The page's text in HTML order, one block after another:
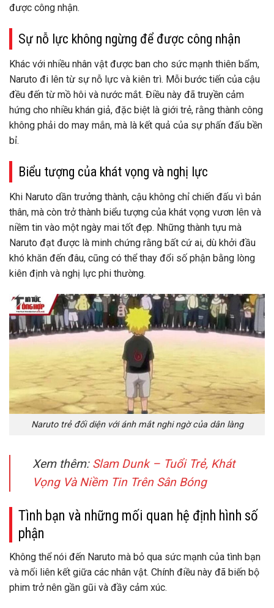
được công nhận.
Sự nỗ lực không ngừng để được công nhận
Khác với nhiều nhân vật được ban cho sức mạnh thiên bẩm,
Naruto đi lên từ sự nỗ lực và kiên trì. Mỗi bước tiến của cậu
đều đến từ mồ hôi và nước mắt. Điều này đã truyền cảm
hứng cho nhiều khán giả, đặc biệt là giới trẻ, rằng thành công
không phải do may mắn, mà là kết quả của sự phấn đấu bền
bỉ.
Biểu tượng của khát vọng và nghị lực
Khi Naruto dần trưởng thành, cậu không chỉ chiến đấu vì bản
thân, mà còn trở thành biểu tượng của khát vọng vươn lên và
niềm tin vào một ngày mai tốt đẹp. Những thành tựu mà
Naruto đạt được là minh chứng rằng bất cứ ai, dù khởi đầu
khó khăn đến đâu, cũng có thể thay đổi số phận bằng lòng
kiên định và nghị lực phi thường.
Naruto trẻ đối diện với ánh mắt nghi ngờ của dân làng
Xem thêm: Slam Dunk – Tuổi Trẻ, Khát
Vọng Và Niềm Tin Trên Sân Bóng
Tình bạn và những mối quan hệ định hình số
phận
Không thể nói đến Naruto mà bỏ qua sức mạnh của tình bạn
và mối liên kết giữa các nhân vật. Chính điều này đã biến bộ
phim trở nên gần gũi và đầy cảm xúc.